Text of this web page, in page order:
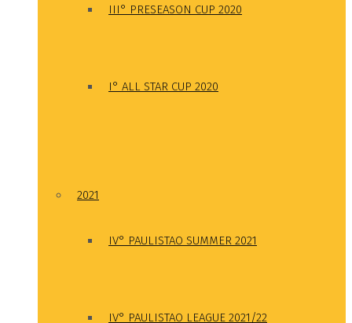
III° PRESEASON CUP 2020
I° ALL STAR CUP 2020
2021
IV° PAULISTAO SUMMER 2021
IV° PAULISTAO LEAGUE 2021/22